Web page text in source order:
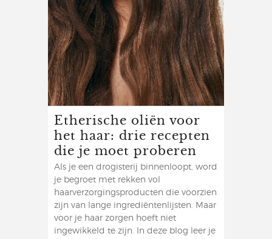
Etherische oliën voor
het haar: drie recepten
die je moet proberen
Als je een drogisterij binnenloopt, word
je begroet met rekken vol
haarverzorgingsproducten die voorzien
zijn van lange ingrediëntenlijsten. Maar
voor je haar zorgen hoeft niet
ingewikkeld te zijn. In deze blog leer je